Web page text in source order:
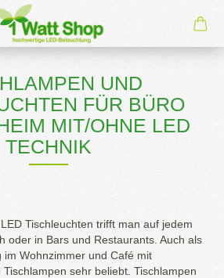
UND
FÜR BÜRO
MIT/OHNE LED
TECHNIK
Tischleuchten trifft man auf jedem
oder in Bars und Restaurants. Auch als
im Wohnzimmer und Café mit
sehr beliebt. Tischlampen